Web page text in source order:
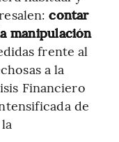
contar
manipulación
frente al
a la
Financiero
de